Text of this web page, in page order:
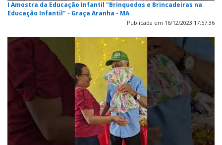
I Amostra da Educação Infantil "Brinquedos e Brincadeiras na
Educação Infantil" - Graça Aranha - MA
Publicada em 16/12/2023 17:57:36